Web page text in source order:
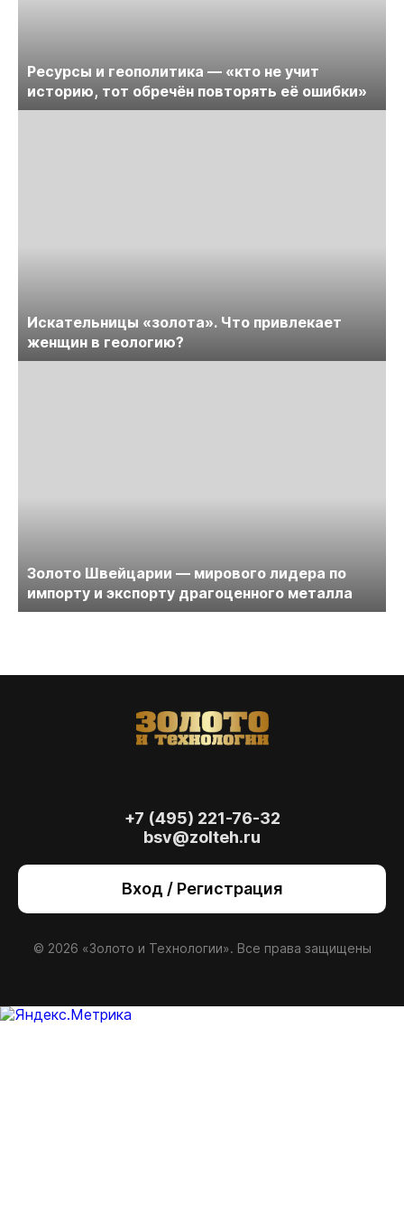
Ресурсы и геополитика — «кто не учит
историю, тот обречён повторять её ошибки»
Искательницы «золота». Что привлекает
женщин в геологию?
Золото Швейцарии — мирового лидера по
импорту и экспорту драгоценного металла
+7 (495) 221-76-32
bsv@zolteh.ru
Вход / Регистрация
© 2026 «Золото и Технологии». Все права защищены